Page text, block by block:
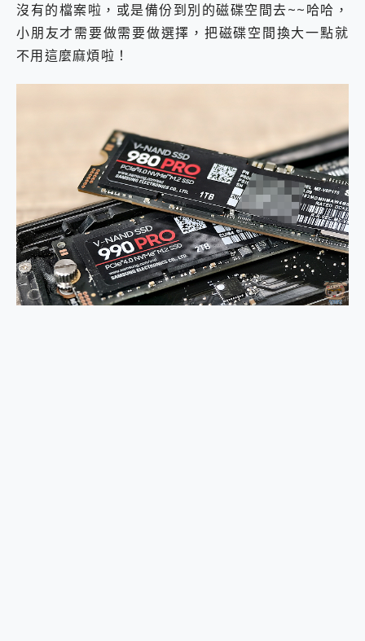
COMPUTEX 2025 來囉！AGI亞奇雷 AI・Gaming・創作儲存方案登場，趕快來AGI亞奇雷挑戰任務抽 PS5！
自帶線的 有線無線都能充 ONPRO MagReact M5 10000mAh 5合1 磁吸無線急速行動電源 開箱 評測
飛利浦 JS7310 ⚡【電急便｜行動儲能救車電源】 可靠的旅行夥伴！帶給您優異的安全性與強大供電效能
您的專屬AI 助手 Yoga Slim 7 Aura Edition 觸控AI筆電 開箱 評測
好玩好拍 vivo V50 ~ 口袋裡的 Zeiss 潮流攝影棚!
25種洗烘模式一機搞定! Roborock 衣莉莎白 H1 Neo分子篩洗脫烘 AI 滾筒洗衣機
給 MSI Claw 系列電競掌機 最完美的家 MSI Nest Docking Station 掌機專屬擴充底座 開箱 評測
B&O 精品級音響! Home+ 中嘉寬頻 SoundBox 劇院串流盒 開箱 評測
2億 APO蔡司長焦神機降臨~ vivo X200 Pro、vivo X200 就是這麼好拍
EaseUS Vocal Remover 免費線上去聲器一鍵去除人聲 人聲 音樂分離 2024 消除人聲推薦
3 個超值 MHN 飛人工具分享~~ iToolab AnyGo 魔物獵人 Now飛人 ios教學 不出門也可以到處走
Locawhere AnyTo 寶可夢飛人 AnyTo 不出門也可以飛遍全世界
小體積 40000mAh 超大容量 一次充5個設備 充好充滿 CUKTECH 酷態科 300W 微型充電站 開箱 評測
沒有的檔案啦，或是備份到別的磁碟空間去~~哈哈，
小朋友才需要做需要做選擇，把磁碟空間換大一點就
不用這麼麻煩啦！